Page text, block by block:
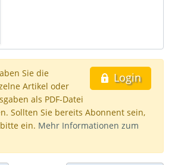
Login
Sie die
Artikel oder
als PDF-Datei
Sollten Sie bereits Abonnent sein,
ein. Mehr Informationen zum